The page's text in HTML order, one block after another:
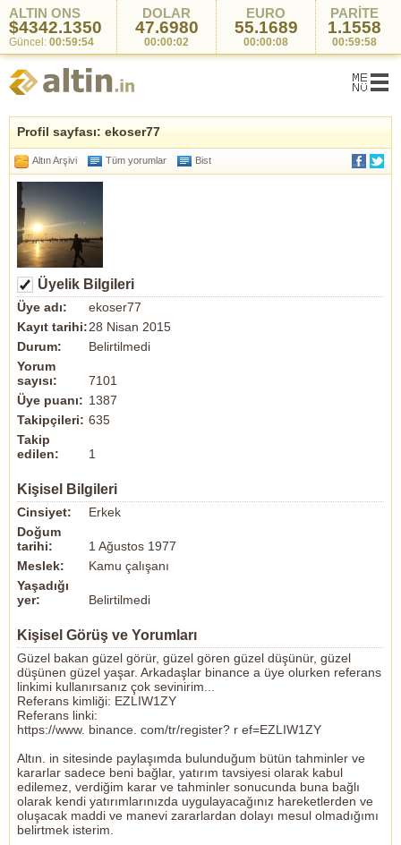
ALTIN ONS
$4342.1350
Güncel: 00:59:54
DOLAR
47.6980
00:00:02
EURO
55.1689
00:00:08
PARİTE
1.1558
00:59:58
Profil sayfası: ekoser77
Altın Arşivi Tüm yorumlar Bist
Üyelik Bilgileri
Üye adı:
ekoser77
Kayıt tarihi:28 Nisan 2015
Durum:
Belirtilmedi
Yorum
sayısı:
7101
Üye puanı: 1387
Takipçileri: 635
Takip
edilen:
1
Kişisel Bilgileri
Cinsiyet:
Erkek
Doğum
tarihi:
1 Ağustos 1977
Meslek:
Kamu çalışanı
Yaşadığı
yer:
Belirtilmedi
Kişisel Görüş ve Yorumları
Güzel bakan güzel görür, güzel gören güzel düşünür, güzel
düşünen güzel yaşar. Arkadaşlar binance a üye olurken referans
linkimi kullanırsanız çok sevinirim...
Referans kimliği: EZLIW1ZY
Referans linki:
https://www. binance. com/tr/register? r ef=EZLIW1ZY
Altın. in sitesinde paylaşımda bulunduğum bütün tahminler ve
kararlar sadece beni bağlar, yatırım tavsiyesi olarak kabul
edilemez, verdiğim karar ve tahminler sonucunda buna bağlı
olarak kendi yatırımlarınızda uygulayacağınız hareketlerden ve
oluşacak maddi ve manevi zararlardan dolayı mesul olmadığımı
belirtmek isterim.